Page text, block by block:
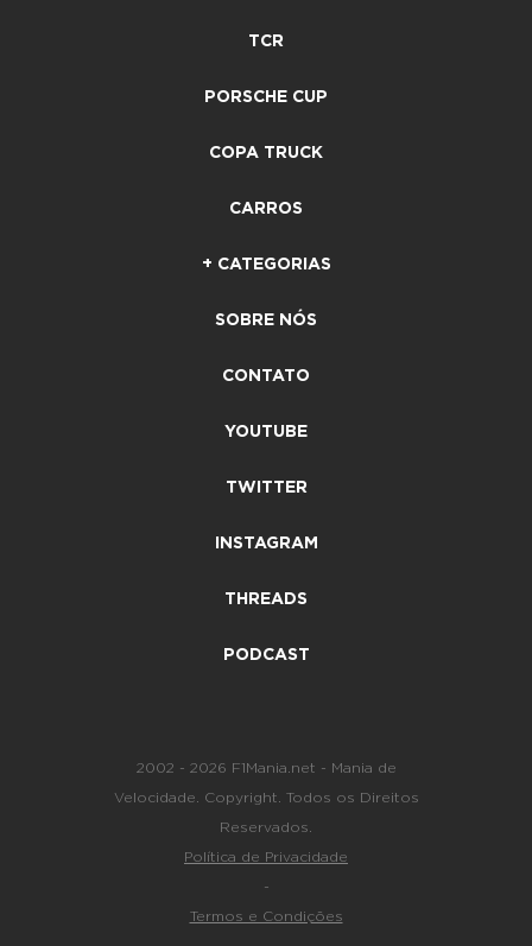
TCR
PORSCHE CUP
COPA TRUCK
CARROS
+ CATEGORIAS
SOBRE NÓS
CONTATO
YOUTUBE
TWITTER
INSTAGRAM
THREADS
PODCAST
2002 - 2026 F1Mania.net - Mania de
Velocidade. Copyright. Todos os Direitos
Reservados.
Política de Privacidade
-
Termos e Condições